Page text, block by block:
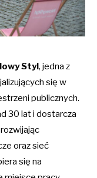
Styl, jedna z
się w
publicznych.
30 lat i dostarcza
oraz sieć
się na